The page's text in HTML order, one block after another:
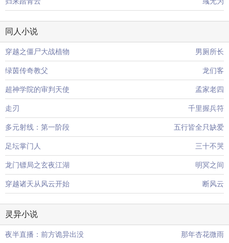
同人小说
穿越之僵尸大战植物 男厕所长
绿茵传奇教父 龙们客
超神学院的审判天使 孟家老四
走刃 千里握兵符
多元射线：第一阶段 五行皆全只缺爱
足坛掌门人 三十不哭
龙门镖局之玄夜江湖 明冥之间
穿越诸天从风云开始 断风云
灵异小说
夜半直播：前方诡异出没 那年杏花微雨